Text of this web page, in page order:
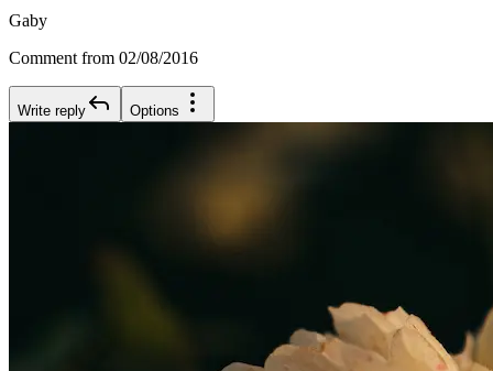
Gaby
Comment from 02/08/2016
Write reply Options